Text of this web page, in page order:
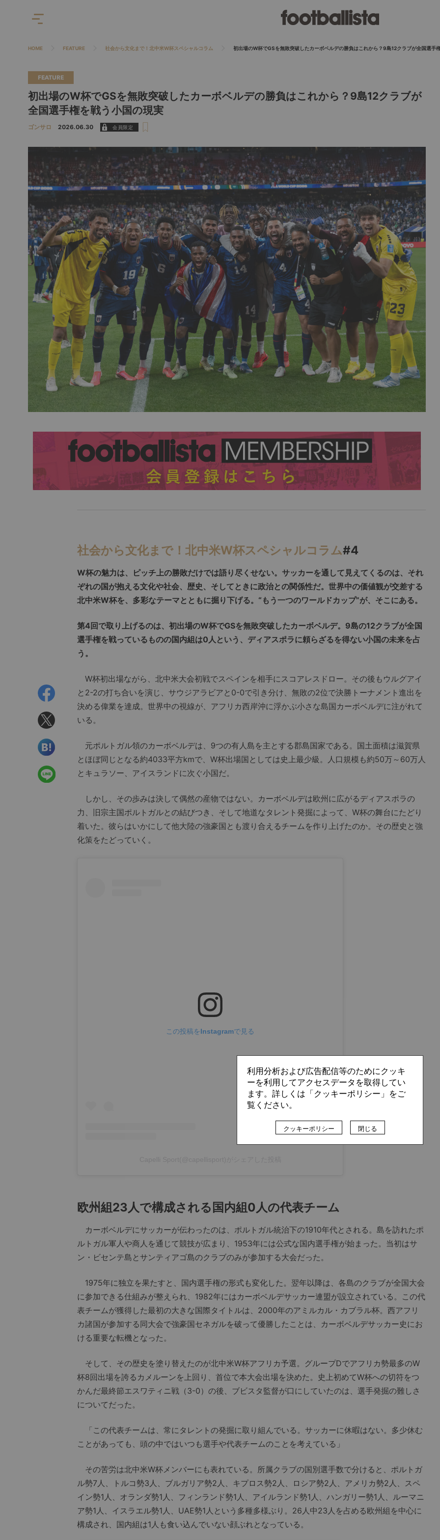
HOME FEATURE 社会から文化まで！北中米W杯スペシャルコラム 初出場のW杯でGSを無敗突破したカーボベルデの勝負はこれから？9島12クラブが全国選手
FEATURE
初出場のW杯でGSを無敗突破したカーボベルデの勝負はこれから？9島12クラブが
全国選手権を戦う小国の現実
ゴンサロ 2026.06.30
社会から文化まで！北中米W杯スペシャルコラム#4
W杯の魅力は、ピッチ上の勝敗だけでは語り尽くせない。サッカーを通して見えてくるのは、それ
ぞれの国が抱える文化や社会、歴史、そしてときに政治との関係性だ。世界中の価値観が交差する
北中米W杯を、多彩なテーマとともに掘り下げる。“もう一つのワールドカップ”が、そこにある。
第4回で取り上げるのは、初出場のW杯でGSを無敗突破したカーボベルデ。9島の12クラブが全国
選手権を戦っているものの国内組は0人という、ディアスポラに頼らざるを得ない小国の未来を占
う。
W杯初出場ながら、北中米大会初戦でスペインを相手にスコアレスドロー。その後もウルグアイ
と2-2の打ち合いを演じ、サウジアラビアと0-0で引き分け、無敗の2位で決勝トーナメント進出を
決める偉業を達成。世界中の視線が、アフリカ西岸沖に浮かぶ小さな島国カーボベルデに注がれて
いる。
元ポルトガル領のカーボベルデは、9つの有人島を主とする郡島国家である。国土面積は滋賀県
とほぼ同じとなる約4033平方kmで、W杯出場国としては史上最少級。人口規模も約50万～60万人
とキュラソー、アイスランドに次ぐ小国だ。
しかし、その歩みは決して偶然の産物ではない。カーボベルデは欧州に広がるディアスポラの
力、旧宗主国ポルトガルとの結びつき、そして地道なタレント発掘によって、W杯の舞台にたどり
着いた。彼らはいかにして他大陸の強豪国とも渡り合えるチームを作り上げたのか。その歴史と強
化策をたどっていく。
この投稿をInstagramで見る
欧州組23人で構成される国内組0人の代表チーム
カーボベルデにサッカーが伝わったのは、ポルトガル統治下の1910年代とされる。島を訪れたポ
ルトガル軍人や商人を通じて競技が広まり、1953年には公式な国内選手権が始まった。当初はサ
ン・ビセンテ島とサンティアゴ島のクラブのみが参加する大会だった。
1975年に独立を果たすと、国内選手権の形式も変化した。翌年以降は、各島のクラブが全国大会
に参加できる仕組みが整えられ、1982年にはカーボベルデサッカー連盟が設立されている。この代
表チームが獲得した最初の大きな国際タイトルは、2000年のアミルカル・カブラル杯。西アフリ
カ諸国が参加する同大会で強豪国セネガルを破って優勝したことは、カーボベルデサッカー史にお
ける重要な転機となった。
そして、その歴史を塗り替えたのが北中米W杯アフリカ予選。グループDでアフリカ勢最多のW
杯8回出場を誇るカメルーンを上回り、首位で本大会出場を決めた。史上初めてW杯への切符をつ
かんだ最終節エスワティニ戦（3-0）の後、ブビスタ監督が口にしていたのは、選手発掘の難しさ
についてだった。
「この代表チームは、常にタレントの発掘に取り組んでいる。サッカーに休暇はない。多少休む
ことがあっても、頭の中ではいつも選手や代表チームのことを考えている」
その苦労は北中米W杯メンバーにも表れている。所属クラブの国別選手数で分けると、ポルトガ
ル勢7人、トルコ勢3人、ブルガリア勢2人、キプロス勢2人、ロシア勢2人、アメリカ勢2人、スペ
イン勢1人、オランダ勢1人、フィンランド勢1人、アイルランド勢1人、ハンガリー勢1人、ルーマニ
ア勢1人、イスラエル勢1人、UAE勢1人という多種多様ぶり。26人中23人を占める欧州組を中心に
構成され、国内組は1人も食い込んでいない顔ぶれとなっている。
利用分析および広告配信等のためにクッキ
ーを利用してアクセスデータを取得してい
ます。詳しくは「クッキーポリシー」をご
覧ください。
クッキーポリシー 閉じる